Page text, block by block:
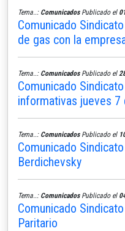
Tema..: ComunicadosPublicado el
Comunicado
de gas con la
Tema..: ComunicadosPublicado el
Comunicado
informativas jueves
Tema..: ComunicadosPublicado el
Comunicado
Berdichevsky
Tema..: ComunicadosPublicado el
Comunicado
Paritario